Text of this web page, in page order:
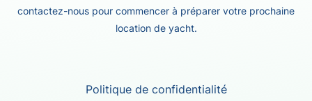
contactez-nous pour commencer à préparer votre prochaine
location de yacht.
Politique de confidentialité